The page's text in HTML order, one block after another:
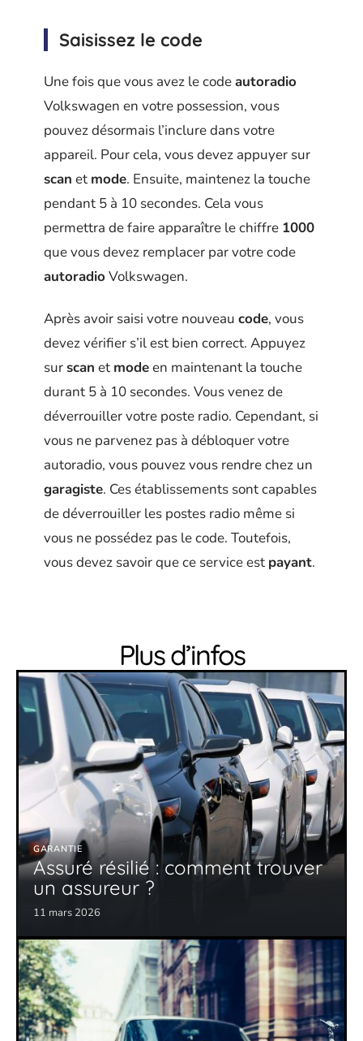
Saisissez le code
Une fois que vous avez le codeautoradio
Volkswagen en votre possession, vous
pouvez désormais l’inclure dans votre
appareil. Pour cela, vous devez appuyer sur
scan et mode. Ensuite, maintenez la touche
pendant 5 à 10 secondes. Cela vous
permettra de faire apparaître le chiffre 1000
que vous devez remplacer par votre code
autoradio Volkswagen.
Après avoir saisi votre nouveau code, vous
devez vérifier s’il est bien correct. Appuyez
surscan et modeen maintenant la touche
durant 5 à 10 secondes. Vous venez de
déverrouiller votre poste radio. Cependant, si
vous ne parvenez pas à débloquer votre
autoradio, vous pouvez vous rendre chez un
garagiste. Ces établissements sont capables
de déverrouiller les postes radio même si
vous ne possédez pas le code. Toutefois,
vous devez savoir que ce service est payant.
Plus d’infos
GARANTIE
Assuré résilié : comment trouver
un assureur ?
11 mars 2026